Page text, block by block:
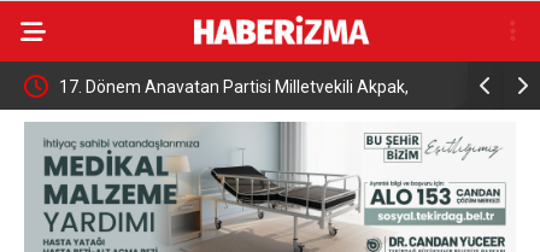
Tutuklu Başkan Günel’den cezaevinden mektuplu
açıklama
Kanser